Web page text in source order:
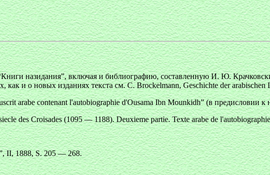
назидания”, включая и библиографию, составленную И. Ю.
как и о новых изданиях текста см. С. Brockelmann, Geschichte der
arabe contenant l'autobiographie d'Ousama Ibn Mounkidh”(в предисловии к
des Croisades(1095 — 1188). Deuxieme partie. Texte arabe de
II, 1888, S. 205 — 268.